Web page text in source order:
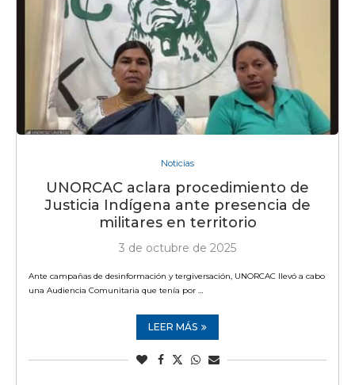
Noticias
UNORCAC aclara procedimiento de
Justicia Indígena ante presencia de
militares en territorio
3 de octubre de 2025
Ante campañas de desinformación y tergiversación, UNORCAC llevó a cabo
una Audiencia Comunitaria que tenía por …
LEER MÁS